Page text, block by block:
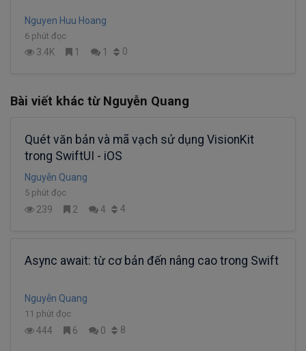
Nguyen Huu Hoang
6 phút đọc
3.4K 1 1 0
Bài viết khác từ Nguyễn Quang
Quét văn bản và mã vạch sử dụng VisionKit
trong SwiftUI - iOS
Nguyễn Quang
5 phút đọc
239 2 4 4
Async await: từ cơ bản đến nâng cao trong Swift
Nguyễn Quang
11 phút đọc
444 6 0 8